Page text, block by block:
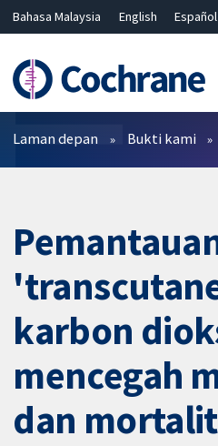
Bahasa Malaysia English
Español
Hrvatski
Deutsch ไทย
繁體中
简体中文
Penapis
Laman depan Bukti kami
karbon
mencegah
dan